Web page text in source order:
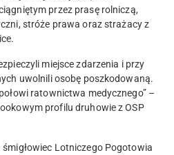
przez prasę rolniczą,
stróże prawa oraz strażacy z
miejsce zdarzenia i przy
uwolnili osobę poszkodowaną.
ratownictwa medycznego” –
profilu druhowie z OSP
śmigłowiec Lotniczego Pogotowia